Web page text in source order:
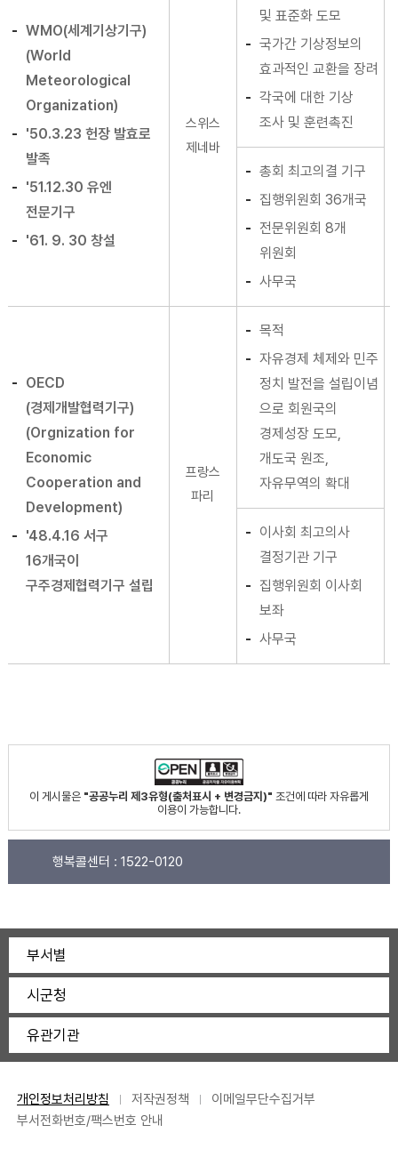
WMO(세계기상기구)
(World
Meteorological
Organization)
'50.3.23 헌장 발효로
발족
'51.12.30 유엔
전문기구
'61. 9. 30 창설
스위스
제네바
및 표준화 도모
국가간 기상정보의
효과적인 교환을 장려
각국에 대한 기상
조사 및 훈련촉진
총회 최고의결 기구
집행위원회 36개국
전문위원회 8개
위원회
사무국
OECD
(경제개발협력기구)
(Orgnization for
Economic
Cooperation and
Development)
'48.4.16 서구
16개국이
구주경제협력기구 설립
프랑스
파리
목적
자유경제 체제와 민주
정치 발전을 설립이념
으로 회원국의
경제성장 도모,
개도국 원조,
자유무역의 확대
이사회 최고의사
결정기관 기구
집행위원회 이사회
보좌
사무국
이 게시물은 "공공누리 제3유형(출처표시 + 변경금지)" 조건에 따라 자유롭게
이용이 가능합니다.
행복콜센터 : 1522-0120
부서별
시군청
유관기관
개인정보처리방침 저작권정책
이메일무단수집거부
부서전화번호/팩스번호 안내